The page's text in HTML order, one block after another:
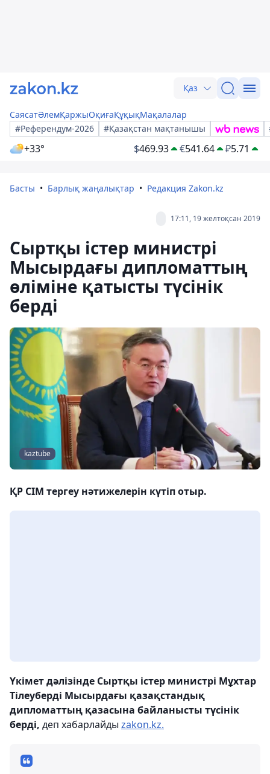
Қаз
СаясатӘлемҚаржыОқиғаҚұқықМақалалар
#Референдум-2026
#Қазақстан мақтанышы
+33° $469.93 €541.64 ₽5.71
Басты Барлық жаңалықтар Редакция Zakon.kz
17:11, 19 желтоқсан 2019
Сыртқы істер министрі
Мысырдағы дипломаттың
өліміне қатысты түсінік
берді
kaztube
ҚР СІМ тергеу нәтижелерін күтіп отыр.
Үкімет дәлізінде Сыртқы істер министрі Мұхтар
Тілеуберді Мысырдағы қазақстандық
дипломаттың қазасына байланысты түсінік
берді, деп хабарлайды zakon.kz.